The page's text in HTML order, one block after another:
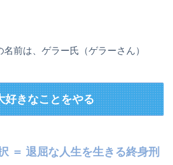
前は、ゲラー氏（ゲラーさん）
好きなことをやる
＝ 退屈な人生を生きる終身刑